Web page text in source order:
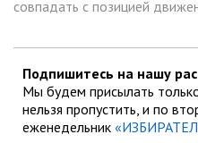
совпадать с позицией
Подпишитесь на нашу
Мы будем присылать
нельзя пропустить, и по
еженедельник